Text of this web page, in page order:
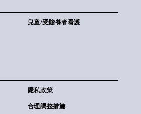
兒童/受贍養者看護
隱私政策
合理調整措施